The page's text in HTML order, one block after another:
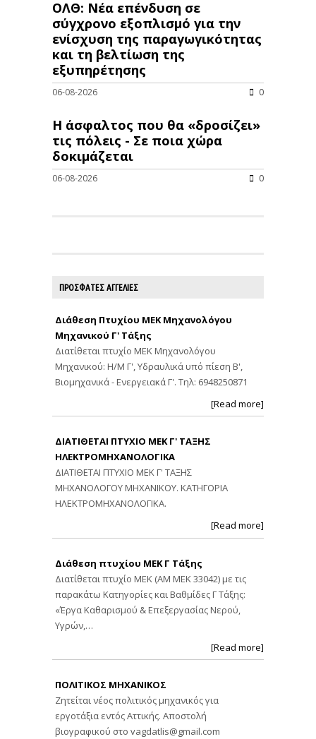
ΟΛΘ: Νέα επένδυση σε
σύγχρονο εξοπλισμό για την
ενίσχυση της παραγωγικότητας
και τη βελτίωση της
εξυπηρέτησης
06-08-2026 0
Η άσφαλτος που θα «δροσίζει»
τις πόλεις - Σε ποια χώρα
δοκιμάζεται
06-08-2026 0
ΠΡΟΣΦΑΤΕΣ ΑΓΓΕΛΙΕΣ
Διάθεση Πτυχίου ΜΕΚ Μηχανολόγου
Μηχανικού Γ' Τάξης
Διατίθεται πτυχίο ΜΕΚ Μηχανολόγου
Μηχανικού: Η/Μ Γ', Υδραυλικά υπό πίεση Β',
Βιομηχανικά - Ενεργειακά Γ'. Τηλ: 6948250871
[Read more]
ΔΙΑΤΙΘΕΤΑΙ ΠΤΥΧΙΟ ΜΕΚ Γ' ΤΑΞΗΣ
ΗΛΕΚΤΡΟΜΗΧΑΝΟΛΟΓΙΚΑ
ΔΙΑΤΙΘΕΤΑΙ ΠΤΥΧΙΟ ΜΕΚ Γ' ΤΑΞΗΣ
ΜΗΧΑΝΟΛΟΓΟΥ ΜΗΧΑΝΙΚΟΥ. ΚΑΤΗΓΟΡΙΑ
ΗΛΕΚΤΡΟΜΗΧΑΝΟΛΟΓΙΚΑ.
[Read more]
Διάθεση πτυχίου ΜΕΚ Γ Τάξης
Διατίθεται πτυχίο ΜΕΚ (ΑΜ ΜΕΚ 33042) με τις
παρακάτω Κατηγορίες και Βαθμίδες Γ Τάξης:
«Έργα Καθαρισμού & Επεξεργασίας Νερού,
Υγρών,…
[Read more]
ΠΟΛΙΤΙΚΟΣ ΜΗΧΑΝΙΚΟΣ
Ζητείται νέος πολιτικός μηχανικός για
εργοτάξια εντός Αττικής. Αποστολή
βιογραφικού στο vagdatlis@gmail.com